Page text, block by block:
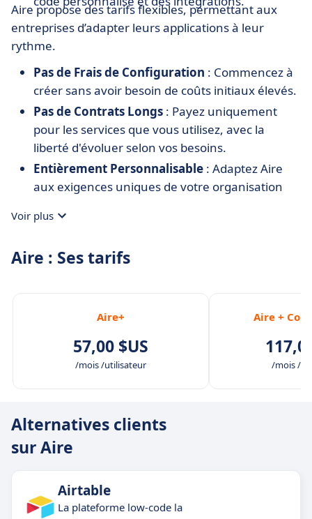
Aire propose des tarifs flexibles, permettant aux
entreprises d’adapter leurs applications à leur
rythme.
Pas de Frais de Configuration : Commencez à
créer sans avoir besoin de coûts initiaux élevés.
Pas de Contrats Longs : Payez uniquement
pour les services que vous utilisez, avec la
liberté d'évoluer selon vos besoins.
Entièrement Personnalisable : Adaptez Aire
aux exigences uniques de votre organisation
Voir plus
Aire : Ses tarifs
Aire+
57,00 $US
/mois /utilisateur
Aire +
/mois /
Alternatives clients
sur Aire
Airtable
La plateforme low-code la